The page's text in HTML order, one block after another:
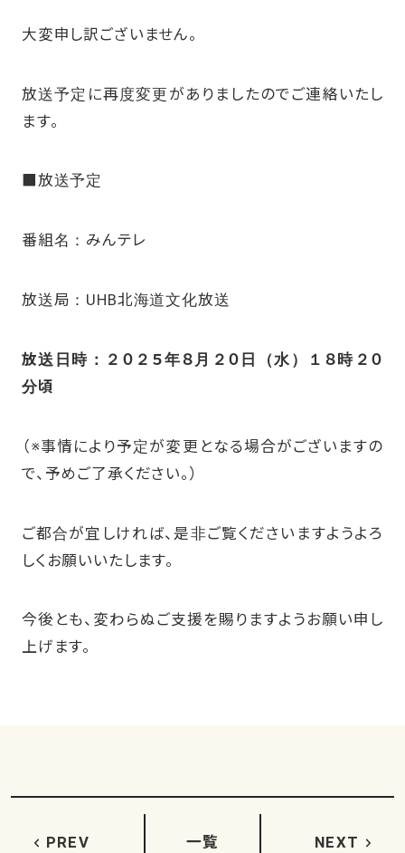
大変申し訳ございません。
放送予定に再度変更がありましたのでご連絡いたし
ます。
■放送予定
番組名：みんテレ
放送局：UHB北海道文化放送
放送日時：２０２５年８月２０日（水）１８時２０
分頃
（※事情により予定が変更となる場合がございますの
で、予めご了承ください。）
ご都合が宜しければ、是非ご覧くださいますようよろ
しくお願いいたします。
今後とも、変わらぬご支援を賜りますようお願い申し
上げます。
PREV 一覧 NEXT